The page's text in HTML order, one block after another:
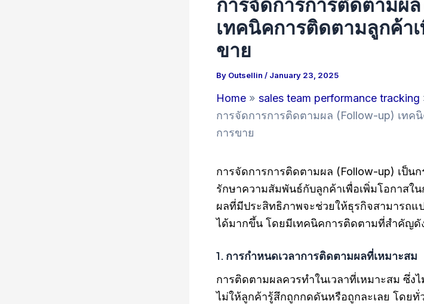
เทคนิคการติดตามลูกค้า
ขาย
By Outsellin / January 23, 2025
Home
sales team performance tracking
การจัดการการติดตามผล (Follow-up) เทค
การขาย
การจัดการการติดตามผล (Follow-up) เป็น
รักษาความสัมพันธ์กับลูกค้าเพื่อเพิ่มโอกาสใ
ผลที่มีประสิทธิภาพจะช่วยให้ธุรกิจสามารถแ
ได้มากขึ้น โดยมีเทคนิคการติดตามที่สำคัญดั
1. การกำหนดเวลาการติดตามผลที่เหมาะสม
การติดตามผลควรทำในเวลาที่เหมาะสม ซึ่งไ
ไม่ให้ลูกค้ารู้สึกถูกกดดันหรือถูกละเลย โดยทั่